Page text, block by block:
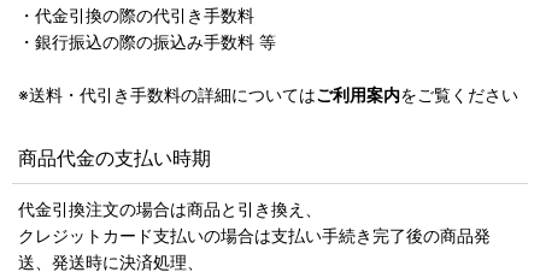
・代金引換の際の代引き手数料
・銀行振込の際の振込み手数料 等
※送料・代引き手数料の詳細についてはご利用案内をご覧ください
商品代金の支払い時期
代金引換注文の場合は商品と引き換え、
クレジットカード支払いの場合は支払い手続き完了後の商品発
送、発送時に決済処理、